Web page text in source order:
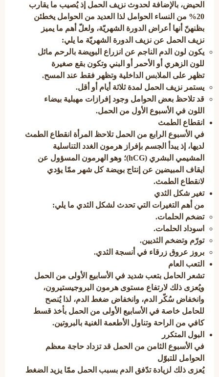
الحيض، بالإضافة لحدوث نزيف الحمل إذ يُصيب ما يقارب
20% من النساء الحوامل لذا العديد من الحوامل يخطئن
بظنهنّ أنها أعراض الدورة الشهريّة، ولعلّ أهم ما يميز
نزيف الحمل عن نزيف الدورة الشهريّة ما يلي:
يكون لون الدم الناجم عن انزراع البويضة بالرحم مائل
للون الزهري أو الأحمر أو البني وتكون بقع صغيرة
تظهر على الملابس الداخلية وتظهر فقط عند المسح.
يستمر نزيف الحمل لمدة ثلاثة أيام أو أقل.
قد تلاحظ بعض الحوامل وجود إفرازات مهبلية بيضاء
اللون في الأسبوع الأول من الحمل.
انقطاع الطمث
في الأسبوع الرابع من الحمل تلاحظ المرأة انقطاع الطمث
لديها، إذ يبدأ الجسم بإفراز هرمون الغدد التناسلية
المشيمي البشري (hCG)؛ وهو الهرمون المسؤول عن
ايقاف المبيضين عن إنتاج بويضة كل شهر ممّا يؤدي
لانقطاع الطمث.
تغير شكل الثدي
من أهم التغيرات التي تحدث لشكل الثدي ما يلي:
تضخم الحلمات.
اسوداد الحلمات.
تورّم وتضخم الثديين.
بروز عروق زرقاء في أنسجة الثدي.
التعب العام
تشعر الحامل بتعب شديد في الأسابيع الأولى من الحمل
ويُعزى ذلك لارتفاع مستوى هرمون البروجيستيرون،
وانخفاض سُكّر الدم، وانخفاض ضغط الدم، لذا يُنصح
للحامل خاصة في الأسابيع الأولى من الحمل بأخذ قسط
كافي من الراحة وتناول الأطعمة الغنية بالبروتين.
البول المتكرر
في الأسبوع الثامن من الحمل قد تزداد حاجة معظم
الحوامل للتبوّل
يُعزى ذلك لزيادة تدّفق الدم بسبب الحمل ممّا يزيد الضغط